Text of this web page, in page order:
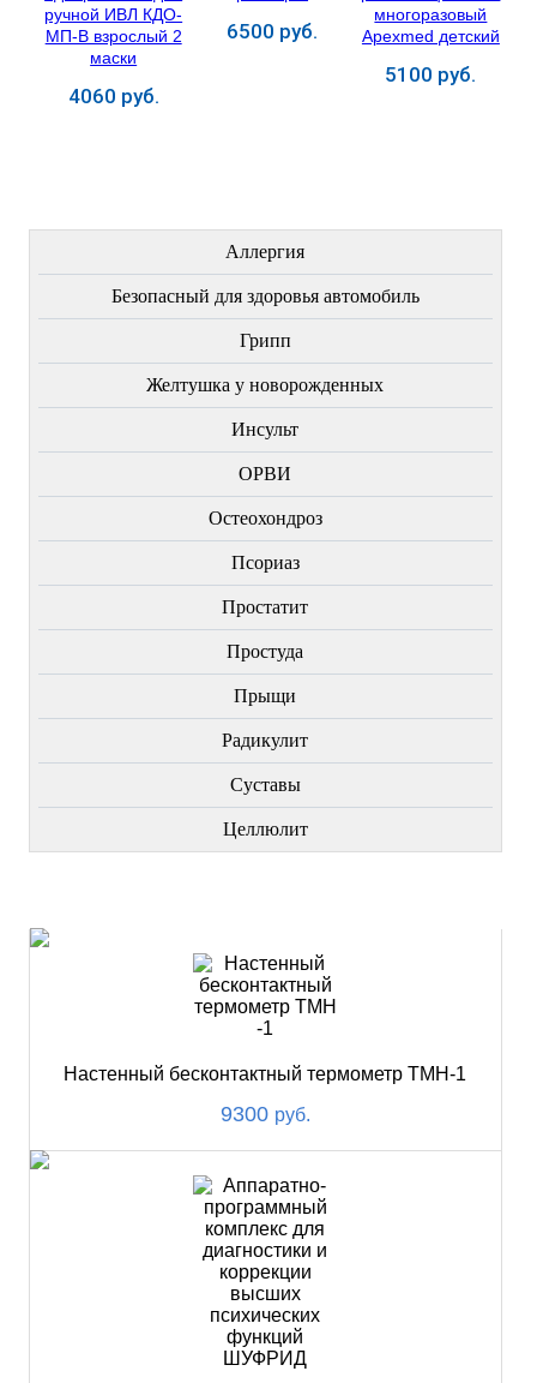
4060 руб.
6500 руб.
5100 руб.
Аллергия
Безопасный для здоровья автомобиль
Грипп
Желтушка у новорожденных
Инсульт
ОРВИ
Остеохондроз
Пcориаз
Простатит
Простуда
Прыщи
Радикулит
Суставы
Целлюлит
Настенный бесконтактный термометр ТМН-1
9300 руб.